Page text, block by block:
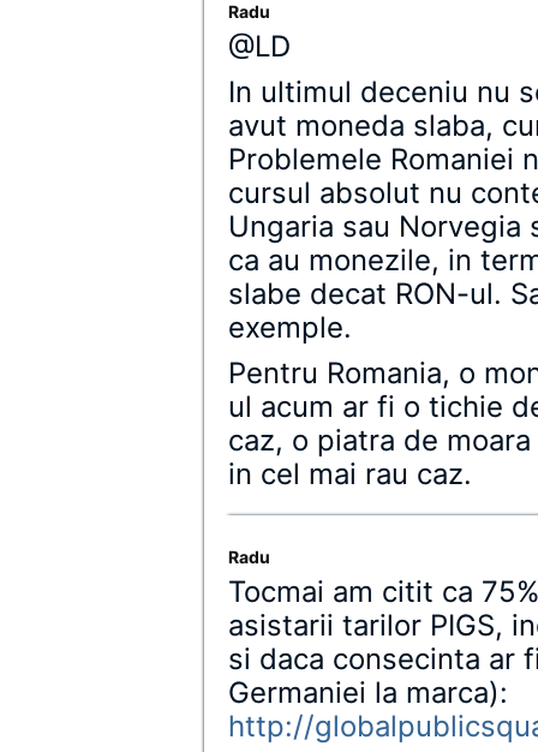
Radu
@LD
In ultimul deceniu nu
avut moneda slaba,
Problemele Romaniei
cursul absolut nu
Ungaria sau
ca au monezile, in
slabe decat RON-ul.
exemple.
Pentru Romania, o
ul acum ar fi o tichie
caz, o piatra de
in cel mai rau caz.
Radu
Tocmai am citit ca
asistarii tarilor PIGS,
si daca consecinta ar
Germaniei la marca):
http://